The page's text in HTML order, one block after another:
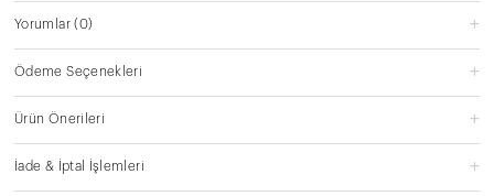
Yorumlar(0)
Ödeme Seçenekleri
Ürün Önerileri
İade & İptal İşlemleri